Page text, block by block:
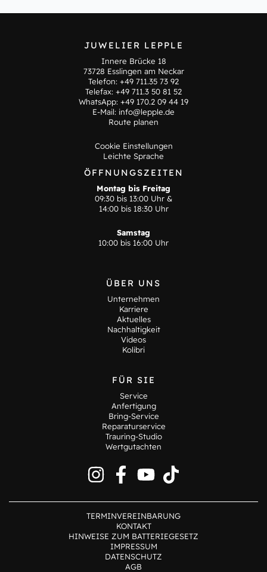
JUWELIER LEPPLE
Innere Brücke 18
73728 Esslingen am Neckar
Telefon: +49 711.35 73 92
Telefax: +49 711.3 50 81 52
WhatsApp: +49 170.2 09 44 19
E-Mail: info@lepple.de
Route planen
Cookie Einstellungen
Leichte Sprache
ÖFFNUNGSZEITEN
Montag bis Freitag
09:30 bis 13:00 Uhr &
14:00 bis 18:30 Uhr
Samstag
10:00 bis 16:00 Uhr
ÜBER UNS
Unternehmen
Karriere
Aktuelles
Nachhaltigkeit
Videos
Kolibri
FÜR SIE
Service
Anfertigung
Bring-Service
Reparaturservice
Trauring-Studio
Wertgutachten
TERMINVEREINBARUNG
KONTAKT
HINWEISE ZUM BATTERIEGESETZ
IMPRESSUM
DATENSCHUTZ
AGB